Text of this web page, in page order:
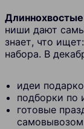
ниши дают
знает, что
набора. В
идеи
подборки по
готовые